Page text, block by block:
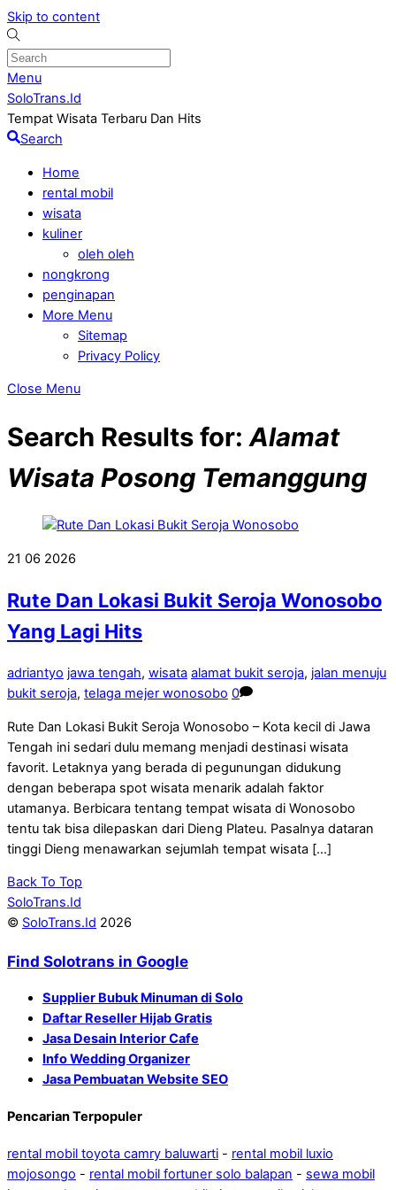
Skip to content
Menu
SoloTrans.Id
Tempat Wisata Terbaru Dan Hits
Search
Home
rental mobil
wisata
kuliner
oleh oleh
nongkrong
penginapan
More Menu
Sitemap
Privacy Policy
Close Menu
Search Results for: Alamat
Wisata Posong Temanggung
21 06 2026
Rute Dan Lokasi Bukit Seroja Wonosobo
Yang Lagi Hits
adriantyo jawa tengah, wisata alamat bukit seroja, jalan menuju
bukit seroja, telaga mejer wonosobo 0
Rute Dan Lokasi Bukit Seroja Wonosobo – Kota kecil di Jawa
Tengah ini sedari dulu memang menjadi destinasi wisata
favorit. Letaknya yang berada di pegunungan didukung
dengan beberapa spot wisata menarik adalah faktor
utamanya. Berbicara tentang tempat wisata di Wonosobo
tentu tak bisa dilepaskan dari Dieng Plateu. Pasalnya dataran
tinggi Dieng menawarkan sejumlah tempat wisata […]
Back To Top
SoloTrans.Id
© SoloTrans.Id 2026
Find Solotrans in Google
Supplier Bubuk Minuman di Solo
Daftar Reseller Hijab Gratis
Jasa Desain Interior Cafe
Info Wedding Organizer
Jasa Pembuatan Website SEO
Pencarian Terpopuler
rental mobil toyota camry baluwarti - rental mobil luxio
mojosongo - rental mobil fortuner solo balapan - sewa mobil